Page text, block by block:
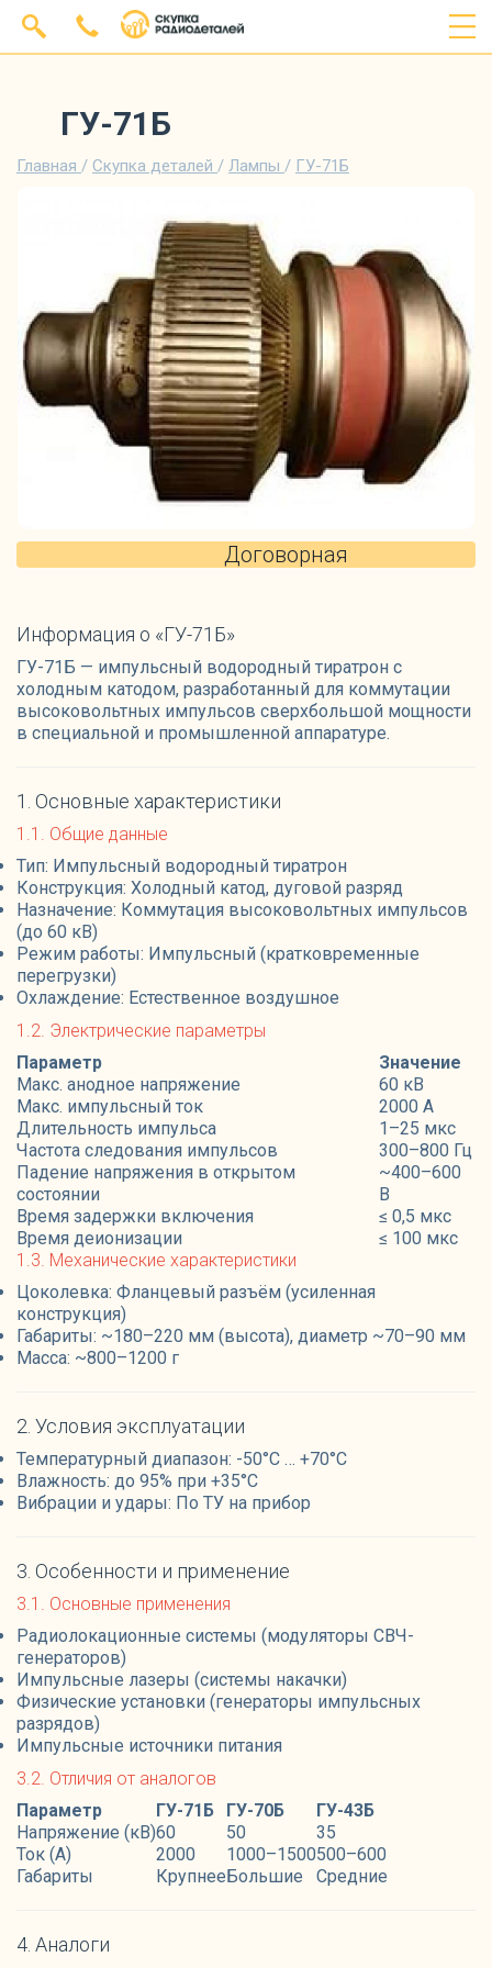
ГУ-71Б
Главная / Скупка деталей / Лампы / ГУ-71Б
Договорная
Информация о «ГУ-71Б»
ГУ-71Б — импульсный водородный тиратрон с
холодным катодом, разработанный для коммутации
высоковольтных импульсов сверхбольшой мощности
в специальной и промышленной аппаратуре.
1. Основные характеристики
1.1. Общие данные
Тип: Импульсный водородный тиратрон
Конструкция: Холодный катод, дуговой разряд
Назначение: Коммутация высоковольтных импульсов
(до 60 кВ)
Режим работы: Импульсный (кратковременные
перегрузки)
Охлаждение: Естественное воздушное
1.2. Электрические параметры
Параметр
Значение
Макс. анодное напряжение
60 кВ
Макс. импульсный ток
2000 А
Длительность импульса
1–25 мкс
Частота следования импульсов
300–800 Гц
Падение напряжения в открытом
состоянии
~400–600
В
Время задержки включения
≤ 0,5 мкс
Время деионизации
≤ 100 мкс
1.3. Механические характеристики
Цоколевка: Фланцевый разъём (усиленная
конструкция)
Габариты: ~180–220 мм (высота), диаметр ~70–90 мм
Масса: ~800–1200 г
2. Условия эксплуатации
Температурный диапазон: -50°C … +70°C
Влажность: до 95% при +35°C
Вибрации и удары: По ТУ на прибор
3. Особенности и применение
3.1. Основные применения
Радиолокационные системы (модуляторы СВЧ-
генераторов)
Импульсные лазеры (системы накачки)
Физические установки (генераторы импульсных
разрядов)
Импульсные источники питания
3.2. Отличия от аналогов
Параметр
ГУ-71Б ГУ-70Б
ГУ-43Б
Напряжение (кВ)60 50
35
Ток (А)
2000 1000–1500500–600
Габариты
КрупнееБольшие Средние
4. Аналоги